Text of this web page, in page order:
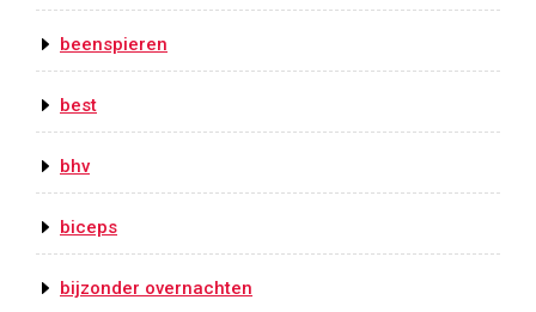
beenspieren
best
bhv
biceps
bijzonder overnachten